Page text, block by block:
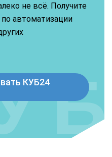
не всё. Получите
автоматизации
КУБ24